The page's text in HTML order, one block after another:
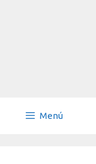
Menú